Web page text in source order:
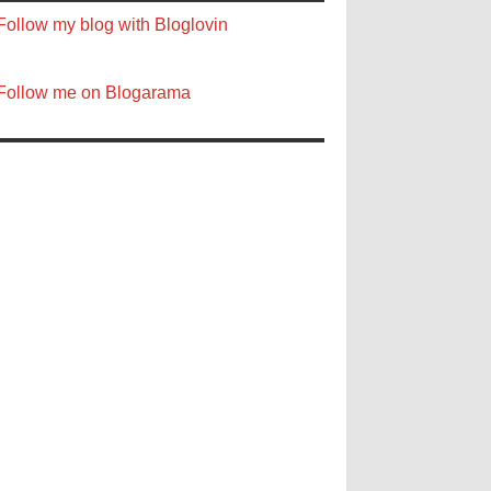
my blog with Bloglovin
me on Blogarama